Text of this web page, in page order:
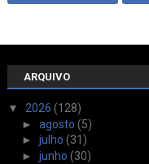
ARQUIVO
▼ 2026 (128)
► agosto (5)
► julho (31)
► junho (30)